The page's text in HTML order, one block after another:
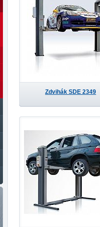
Zdvihák SDE 2349